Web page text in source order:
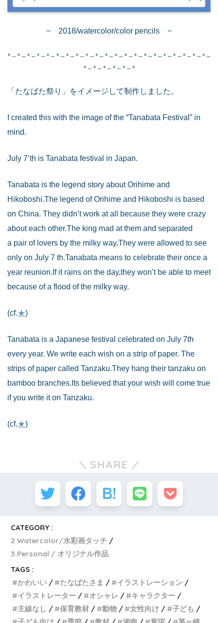
− 2018/watercolor/color pencils −
* – * – * – * – * – * – * – * – * – * – * – * – * – * – * – * – * – * – * – * – * –
* – * – * – * – * – *
「たなばた祭り」をイメージして制作しました。
I created this with the image of the “Tanabata Festival” in
mind.
July 7’th is Tanabata festival in Japan.
Tanabata is the legend story about Orihime and
Hikoboshi.The legend of Orihime and Hikoboshi is based
on China. They didn’t work at all because they were crazy
about each other.The king mad at them and separated
a pair of lovers by the milky way.They were allowed to see
only on July 7 th.Tanabata means to celebrate their once a
year reunion.If it rains on the day,they won’t be able to meet
because of a flood of the milky way.
(cf.★)
Tanabata is a Japanese festival celebrated on July 7th
every year. We write each wish on a strip of paper. The
strips of paper called Tanzaku.They hang their tanzaku on
bamboo branches.Its believed that your wish will come true
if you write it on Tanzaku.
(cf.★)
SHARE
CATEGORY :
2.Watercolor/水彩画タッチ
3.Personal / オリジナル作品
TAGS :
かわいい
たなばたさま
イラストレーション
イラストレーター
オシャレ
キャラクター
主線なし
保育教材 動物 女性向け
子ども